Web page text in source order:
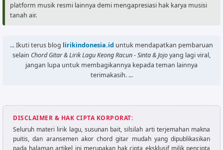
G
Liat cewek seksi
[Outro]
Am  F  G  Am
platform musik resmi lainnya demi mengapresiasi hak karya musisi
tanah air.
... Ikuti terus blog lirikindonesia.id untuk mendapatkan pembaruan
selain Chord Gitar & Lirik Lagu Keong Racun - Sinta & Jojoyang lagi viral,
jangan lupa untuk membagikannya kepada teman lainnya
terimakasih. ...
DISCLAIMER & HAK CIPTA KORPORAT:
Seluruh materi lirik lagu, susunan bait, silsilah arti terjemahan makna
puitis, dan aransemen akor chord gitar mudah yang dipublikasikan
pada halaman artikel ini merupakan hak cipta eksklusif milik pencipta